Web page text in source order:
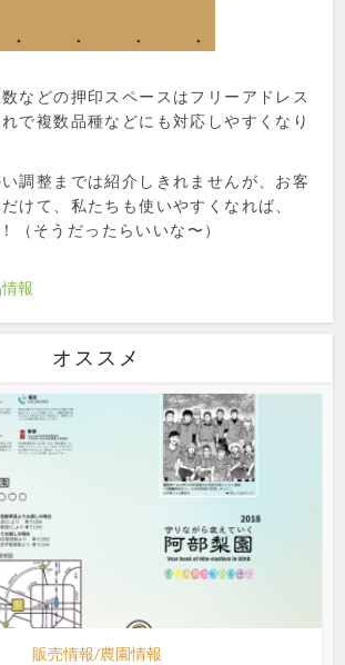
などの押印スペースはフリーアドレス
で複数品種などにも対応しやすくなり
調整までは紹介しきれませんが、お客
けて、私たちも使いやすくなれば、
（そうだったらいいな〜）
報
オススメ
販売情報/農園情報